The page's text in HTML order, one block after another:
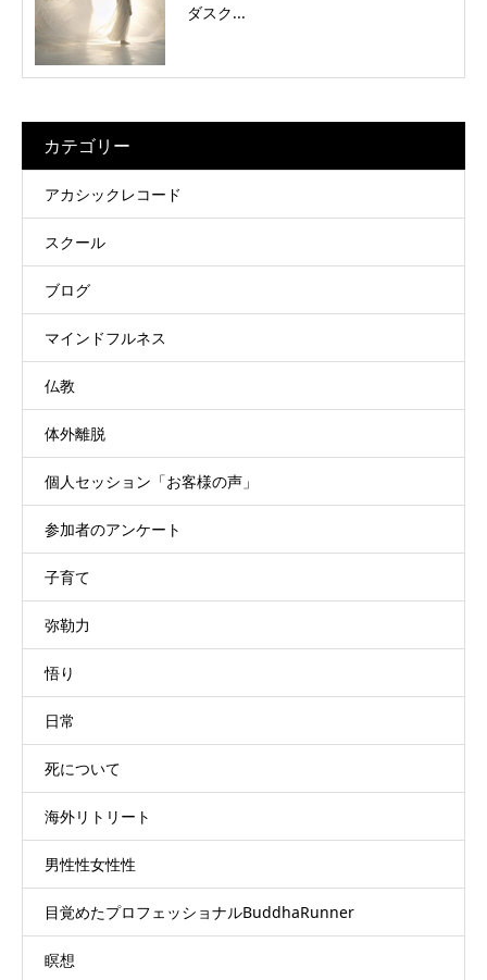
ダスク...
カテゴリー
アカシックレコード
スクール
ブログ
マインドフルネス
仏教
体外離脱
個人セッション「お客様の声」
参加者のアンケート
子育て
弥勒力
悟り
日常
死について
海外リトリート
男性性女性性
目覚めたプロフェッショナルBuddhaRunner
瞑想